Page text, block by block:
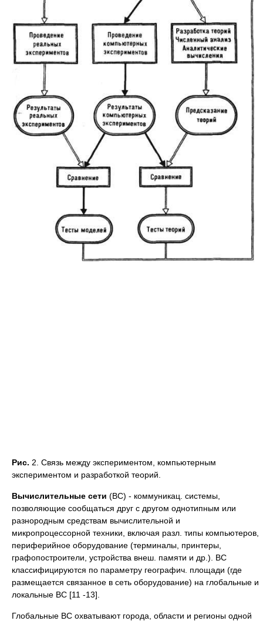
Рис. 2. Связь между экспериментом, компьютерным
экспериментом и разработкой теорий.
Вычислительные сети (BC) - коммуникац. системы,
позволяющие сообщаться друг с другом однотипным или
разнородным средствам вычислительной и
микропроцессорной техники, включая разл. типы компьютеров,
периферийное оборудование (терминалы, принтеры,
графопостроители, устройства внеш. памяти и др.). BC
классифицируются по параметру географич. площади (где
размещается связанное в сеть оборудование) на глобальные и
локальные BC [11 -13].
Глобальные BC охватывают города, области и регионы одной